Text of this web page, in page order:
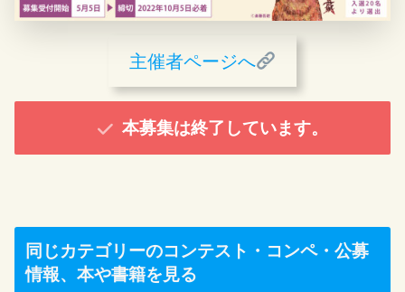
主催者ページへ
本募集は終了しています。
同じカテゴリーのコンテスト・コンペ・公募
情報、本や書籍を見る